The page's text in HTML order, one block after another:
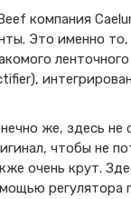
компания
Это именно
же, здесь не
чтобы не
очень крут.
регулятора